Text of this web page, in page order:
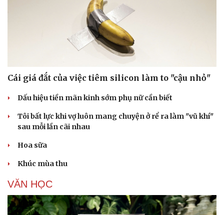
Cái giá đắt của việc tiêm silicon làm to "cậu nhỏ"
Dấu hiệu tiền mãn kinh sớm phụ nữ cần biết
Tôi bất lực khi vợ luôn mang chuyện ở rể ra làm "vũ khí"
sau mỗi lần cãi nhau
Hoa sữa
Khúc mùa thu
VĂN HỌC